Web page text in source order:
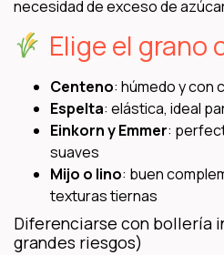
necesidad de exceso de
Elige el grano
Centeno: húmedo y con
Espelta: elástica, ideal
Einkorn y Emmer:
suaves
Mijo o lino: buen
texturas tiernas
Diferenciarse con bollería
grandes riesgos)